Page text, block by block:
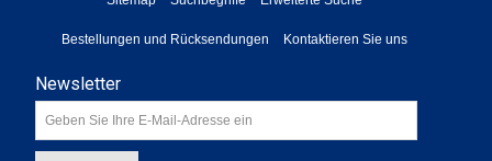
Bestellungen und Rücksendungen Kontaktieren Sie uns
Newsletter